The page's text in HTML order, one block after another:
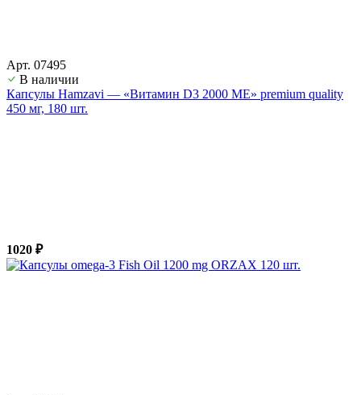
Арт. 07495
В наличии
Капсулы Hamzavi — «Витамин D3 2000 ME» premium quality
450 мг, 180 шт.
1020 ₽